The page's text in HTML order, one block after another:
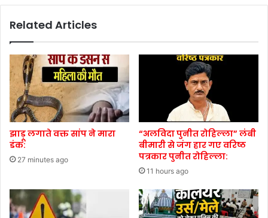
Related Articles
झाड़ू लगाते वक्त सांप ने मारा
डंक:
27 minutes ago
“अलविदा पुनीत रोहिल्ला” लंबी
बीमारी से जंग हार गए वरिष्ठ
पत्रकार पुनीत रोहिल्ला:
11 hours ago